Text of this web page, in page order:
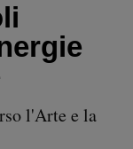
l'Arte e la